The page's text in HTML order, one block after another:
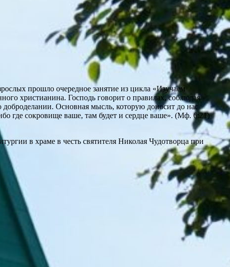
прошло очередное занятие из цикла «Изучаем
христианина. Господь говорит о правилах, соблюдая
Основная мысль, которую доносит до нас
где сокровище ваше, там будет и сердце ваше». (Мф. 6:21)
в храме в честь святителя Николая Чудотворца при